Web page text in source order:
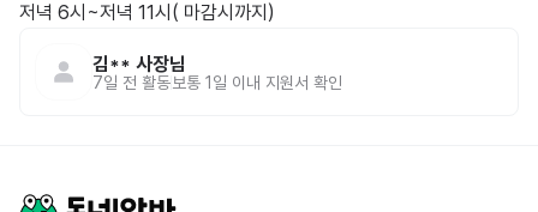
저녁 6시~저녁 11시( 마감시까지)
김** 사장님
7일 전 활동보통 1일 이내 지원서 확인